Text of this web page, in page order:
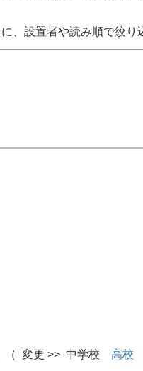
、設置者や読み順で絞り
（ 変更 >> 中学校 高校